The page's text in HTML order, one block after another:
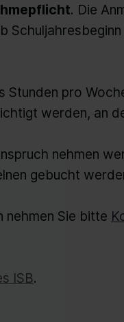
. Die
Stunden pro
werden, an
nehmen
gebucht
nehmen Sie bitte
ISB.